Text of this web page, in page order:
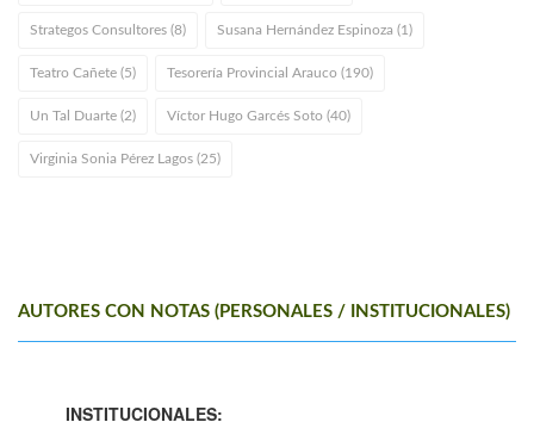
Strategos Consultores (8) Susana Hernández Espinoza (1)
Teatro Cañete (5) Tesorería Provincial Arauco (190)
Un Tal Duarte (2) Víctor Hugo Garcés Soto (40)
Virginia Sonia Pérez Lagos (25)
AUTORES CON NOTAS (PERSONALES / INSTITUCIONALES)
INSTITUCIONALES: